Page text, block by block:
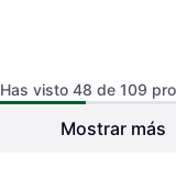
Zumub
Vainilla
Has visto 48 de 109
Mostrar más